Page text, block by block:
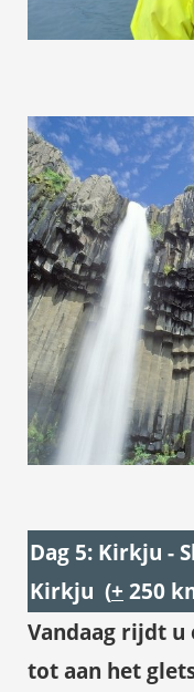
Dag 5: Kirkju -
Kirkju (+ 250
Vandaag rijdt u
tot aan het